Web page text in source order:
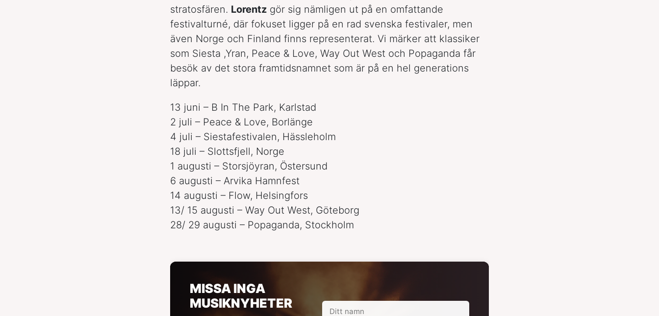
stratosfären. Lorentz gör sig nämligen ut på en omfattande
festivalturné, där fokuset ligger på en rad svenska festivaler, men
även Norge och Finland finns representerat. Vi märker att klassiker
som Siesta ,Yran, Peace & Love, Way Out West och Popaganda får
besök av det stora framtidsnamnet som är på en hel generations
läppar.
13 juni – B In The Park, Karlstad
2 juli – Peace & Love, Borlänge
4 juli – Siestafestivalen, Hässleholm
18 juli – Slottsfjell, Norge
1 augusti – Storsjöyran, Östersund
6 augusti – Arvika Hamnfest
14 augusti – Flow, Helsingfors
13/ 15 augusti – Way Out West, Göteborg
28/ 29 augusti – Popaganda, Stockholm
MISSA INGA
MUSIKNYHETER